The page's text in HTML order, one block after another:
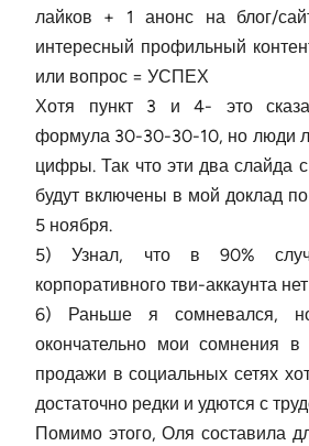
лайков + 1 анонс на блог/
интересный профильный
или вопрос = УСПЕХ
Хотя пункт 3 и 4- это
формула 30-30-30-10, но люди
цифры. Так что эти два слайда
будут включены в мой доклад
5 ноября.
5) Узнал, что в 90%
корпоративного тви-аккаунта нет
6) Раньше я сомневался,
окончательно мои сомнения
продажи в социальных сетях
достаточно редки и удются с
Помимо этого, Оля составила